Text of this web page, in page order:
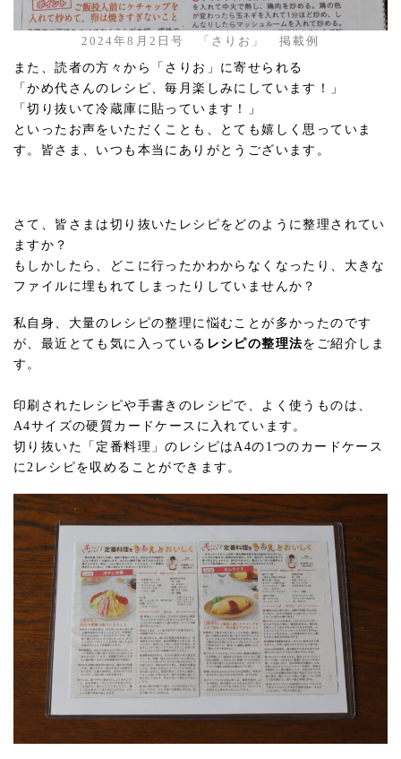
2024年8月2日号 「さりお」 掲載例
また、読者の方々から「さりお」に寄せられる
「かめ代さんのレシピ、毎月楽しみにしています！」
「切り抜いて冷蔵庫に貼っています！」
といったお声をいただくことも、とても嬉しく思っていま
す。皆さま、いつも本当にありがとうございます。
さて、皆さまは切り抜いたレシピをどのように整理されてい
ますか？
もしかしたら、どこに行ったかわからなくなったり、大きな
ファイルに埋もれてしまったりしていませんか？
私自身、大量のレシピの整理に悩むことが多かったのです
が、最近とても気に入っている レシピの整理法をご紹介しま
す。
印刷されたレシピや手書きのレシピで、よく使うものは、
A4サイズの硬質カードケースに入れています。
切り抜いた「定番料理」のレシピはA4の1つのカードケース
に2レシピを収めることができます。